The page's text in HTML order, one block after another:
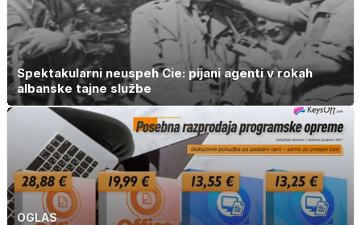
Spektakularni neuspeh Cie: pijani agenti v rokah
albanske tajne službe
OGLAS